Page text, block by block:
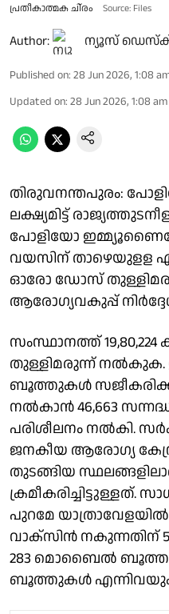
പ്രതീകാത്മക ചി്രം Source: Files
Author: ന്യൂസ്
Published on: 28 Jun 2026, 1:08
Updated on: 28 Jun 2026, 1:08 am
തിരുവനന്തപുരം:
ലക്ഷ്യമിട്ട്
പോളിയോ
വയസിന് താഴെയുളള
ഓരോ ഡോസ്
ആരോഗ്യവകുപ്പ്
സംസ്ഥാനത്ത്
തുള്ളിമരുന്ന് നല്‍കുക.
ബൂത്തുകള്‍
നല്‍കാന്‍ 46,663
പരിശീലനം നല്‍കി.
ജനകീയ ആരോഗ്യ
തുടങ്ങിയ
പുറമേ
വാക്സിന്‍ നകുന്നതിന്
283 മൊബൈല്‍
ബൂത്തുകള്‍ എന്നിവയും